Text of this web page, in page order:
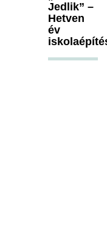
Jedlik” –
Hetven
év